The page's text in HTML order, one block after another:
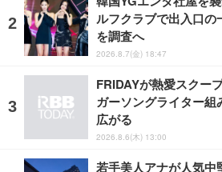
ルフクラブで出入口の
を調査へ
2026.8.7(金) 18:47
FRIDAYが熱愛スクー
ガーソングライター組
広がる
2026.8.6(木) 13:00
若手美人アナが人気中